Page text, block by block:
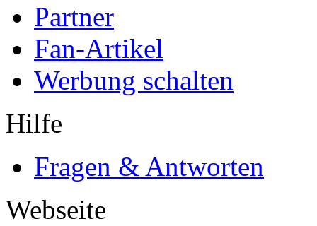
Partner
Fan-Artikel
Werbung schalten
Hilfe
Fragen & Antworten
Webseite